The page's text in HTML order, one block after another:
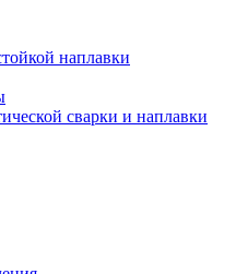
наплавки
сварки и наплавки